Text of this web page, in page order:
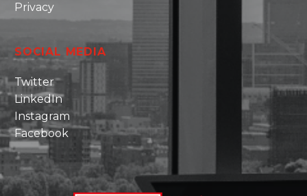
Privacy
SOCIAL MEDIA
Twitter
LinkedIn
Instagram
Facebook